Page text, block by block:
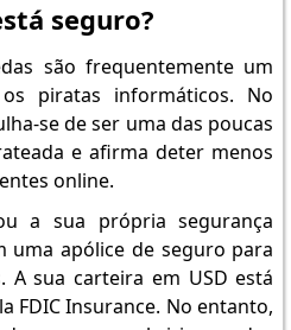
seguro?
são frequentemente um
piratas informáticos. No
se de ser uma das poucas
e afirma deter menos
online.
a sua própria segurança
uma apólice de seguro para
A sua carteira em USD está
FDIC Insurance. No entanto,